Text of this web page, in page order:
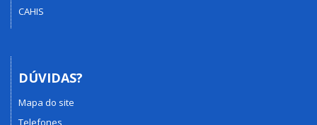
CAHIS
DÚVIDAS?
Mapa do site
Telefones